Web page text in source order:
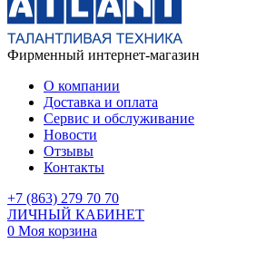
Фирменный интернет-магазин
О компании
Доставка и оплата
Сервис и обслуживание
Новости
Отзывы
Контакты
+7 (863) 279 70 70
ЛИЧНЫЙ КАБИНЕТ
0 Моя корзина